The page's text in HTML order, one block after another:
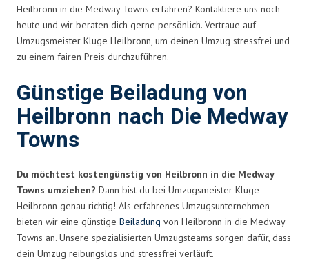
Heilbronn in die Medway Towns erfahren? Kontaktiere uns noch
heute und wir beraten dich gerne persönlich. Vertraue auf
Umzugsmeister Kluge Heilbronn, um deinen Umzug stressfrei und
zu einem fairen Preis durchzuführen.
Günstige Beiladung von
Heilbronn nach Die Medway
Towns
Du möchtest kostengünstig von Heilbronn in die Medway
Towns umziehen? Dann bist du bei Umzugsmeister Kluge
Heilbronn genau richtig! Als erfahrenes Umzugsunternehmen
bieten wir eine günstige Beiladung von Heilbronn in die Medway
Towns an. Unsere spezialisierten Umzugsteams sorgen dafür, dass
dein Umzug reibungslos und stressfrei verläuft.